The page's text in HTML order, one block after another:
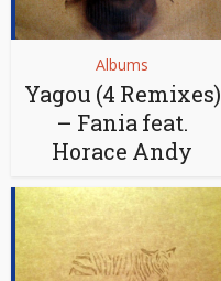
Albums
Yagou (4 Remixes)
– Fania feat.
Horace Andy